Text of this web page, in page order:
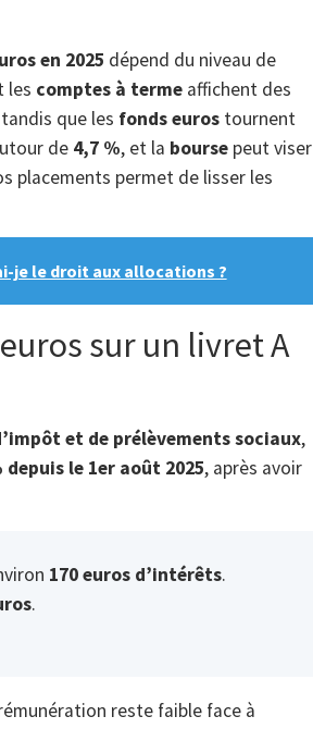
en 2025 dépend du niveau de
les comptes à terme affichent des
que les fonds euros tournent
de 4,7 %, et la bourse peut viser
placements permet de lisser les
je le droit aux allocations ?
sur un livret A
et de prélèvements sociaux,
depuis le 1er août 2025, après avoir
170 euros d’intérêts.
.
reste faible face à